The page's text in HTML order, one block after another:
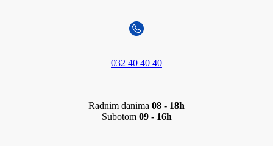
032 40 40 40
Radnim danima 08 - 18h
Subotom 09 - 16h